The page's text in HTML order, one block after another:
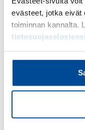
evästeet, jotka eivät
toiminnan kannalta.
Kurssin
erilaisiin
ymmärrystä
Lisää